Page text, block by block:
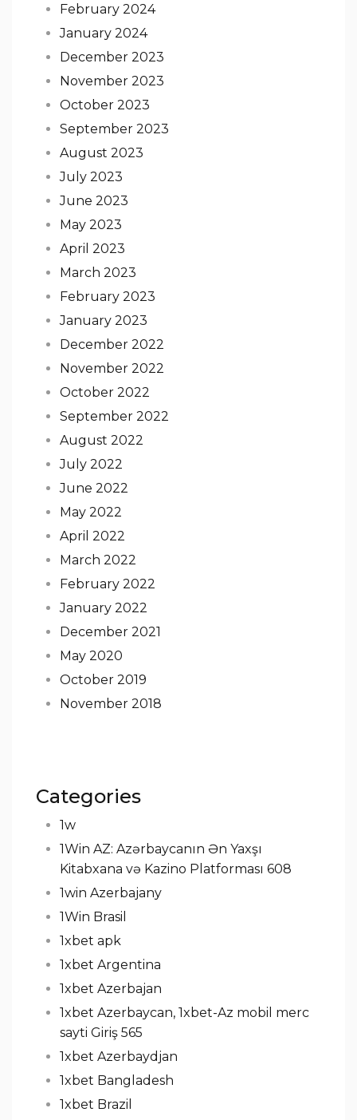
February 2024
January 2024
December 2023
November 2023
October 2023
September 2023
August 2023
July 2023
June 2023
May 2023
April 2023
March 2023
February 2023
January 2023
December 2022
November 2022
October 2022
September 2022
August 2022
July 2022
June 2022
May 2022
April 2022
March 2022
February 2022
January 2022
December 2021
May 2020
October 2019
November 2018
Categories
1w
1Win AZ: Azərbaycanın Ən Yaxşı
Kitabxana və Kazino Platforması 608
1win Azerbajany
1Win Brasil
1xbet apk
1xbet Argentina
1xbet Azerbajan
1xbet Azerbaycan, 1xbet-Az mobil merc
sayti Giriş 565
1xbet Azerbaydjan
1xbet Bangladesh
1xbet Brazil